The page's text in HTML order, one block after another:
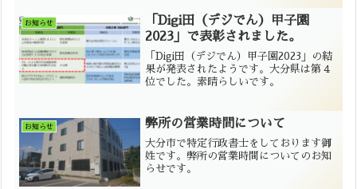
お知らせ
「Digi田（デジでん）甲子園
2023」で表彰されました。
「Digi田（デジでん）甲子園2023」の結
果が発表されたようです。大分県は第４
位でした。素晴らしいです。
お知らせ 弊所の営業時間について
大分市で特定行政書士をしております御
姓です。弊所の営業時間についてのお知
らせです。